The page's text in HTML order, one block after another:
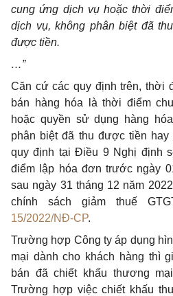
cung ứng dịch vụ hoặc thời
dịch vụ, không phân biệt đã
được tiền.
…”
Căn cứ các quy định trên, thời
bán hàng hóa là thời điểm
hoặc quyền sử dụng hàng
phân biệt đã thu được tiền
quy định tại Điều 9 Nghị định
điểm lập hóa đơn trước ngày
sau ngày 31 tháng 12 năm
chính sách giảm thuế
15/2022/NĐ-CP.
Trường hợp Công ty áp dụng
mại dành cho khách hàng thì
bán đã chiết khấu thương
Trường hợp việc chiết khấu